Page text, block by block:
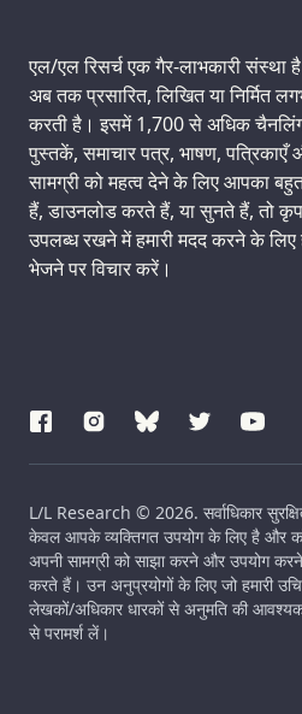
Support us:
एल/एल रिसर्च एक गैर-लाभकारी संस्था
अब तक प्रसारित, लिखित या निर्मित
करती है। इसमें 1,700 से अधिक चैनलिंग
पुस्तकें, समाचार पत्र, भाषण, पत्रिकाएँ
सामग्री को महत्व देने के लिए आपका
हैं, डाउनलोड करते हैं, या सुनते हैं, तो
उपलब्ध रखने में हमारी मदद करने के लिए
भेजने पर विचार करें।
L/L Research © 2026. सर्वाधिकार
केवल आपके व्यक्तिगत उपयोग के लिए है और
अपनी सामग्री को साझा करने और उपयोग
करते हैं। उन अनुप्रयोगों के लिए जो हमारी
लेखकों/अधिकार धारकों से अनुमति की
से परामर्श लें।